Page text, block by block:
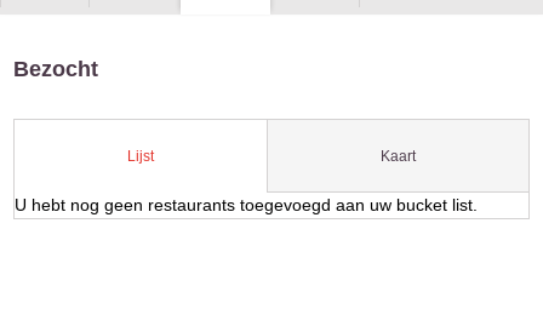
Bezocht
Lijst Kaart
U hebt nog geen restaurants toegevoegd aan uw bucket list.